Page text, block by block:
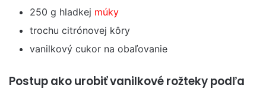
250 g hladkej múky
trochu citrónovej kôry
vanilkový cukor na obaľovanie
Postup ako urobiť vanilkové rožteky podľa